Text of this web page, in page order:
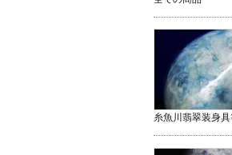
糸魚川翡翠装身